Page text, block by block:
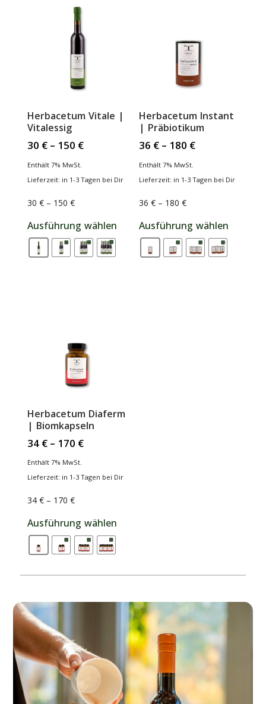
Herbacetum Vitale |
Vitalessig
30 € – 150 €
Enthält 7% MwSt.
Lieferzeit: in 1-3 Tagen bei Dir
30 € – 150 €
Ausführung wählen
Herbacetum Instant
| Präbiotikum
36 € – 180 €
Enthält 7% MwSt.
Lieferzeit: in 1-3 Tagen bei Dir
36 € – 180 €
Ausführung wählen
Herbacetum Diaferm
| Biomkapseln
34 € – 170 €
Enthält 7% MwSt.
Lieferzeit: in 1-3 Tagen bei Dir
34 € – 170 €
Ausführung wählen